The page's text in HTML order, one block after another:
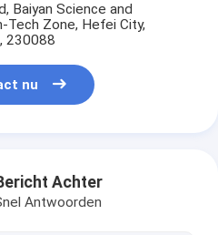
Baiyan Science and
Tech Zone, Hefei City,
230088
nu
Achter
Antwoorden